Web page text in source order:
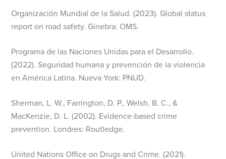
Organización Mundial de la Salud. (2023). Global status
report on road safety. Ginebra: OMS.
Programa de las Naciones Unidas para el Desarrollo.
(2022). Seguridad humana y prevención de la violencia
en América Latina. Nueva York: PNUD.
Sherman, L. W., Farrington, D. P., Welsh, B. C., &
MacKenzie, D. L. (2002). Evidence-based crime
prevention. Londres: Routledge.
United Nations Office on Drugs and Crime. (2021).